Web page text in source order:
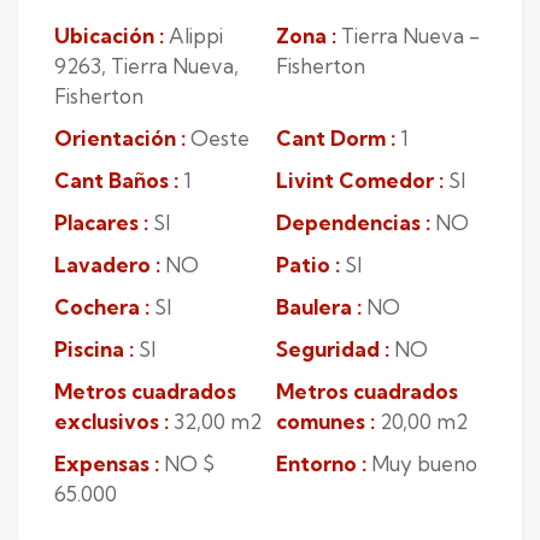
Ubicación : Alippi
9263, Tierra Nueva,
Fisherton
Zona : Tierra Nueva -
Fisherton
Orientación :Oeste Cant Dorm : 1
Cant Baños : 1 Livint Comedor : SI
Placares : SI Dependencias : NO
Lavadero : NO Patio : SI
Cochera : SI Baulera : NO
Piscina : SI Seguridad : NO
Metros cuadrados
exclusivos : 32,00 m2
Metros cuadrados
comunes : 20,00 m2
Expensas : NO $
65.000
Entorno : Muy bueno